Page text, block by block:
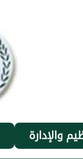
والإدارة